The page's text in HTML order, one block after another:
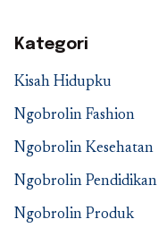
Kategori
Kisah Hidupku
Ngobrolin Fashion
Ngobrolin Kesehatan
Ngobrolin Pendidikan
Ngobrolin Produk